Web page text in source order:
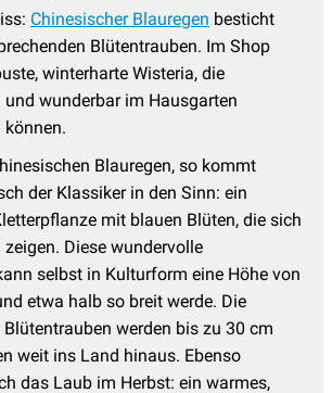
Chinesischer Blauregen besticht
Blütentrauben. Im Shop
winterharte Wisteria, die
wunderbar im Hausgarten
können.
Blauregen, so kommt
der Klassiker in den Sinn: ein
mit blauen Blüten, die sich
Diese wundervolle
selbst in Kulturform eine Höhe von
etwa halb so breit werde. Die
werden bis zu 30 cm
weit ins Land hinaus. Ebenso
das Laub im Herbst: ein warmes,